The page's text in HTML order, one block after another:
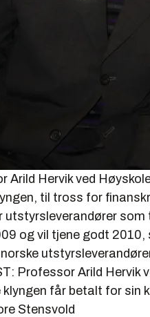
Arild Hervik ved
til tross for
utstyrsleverandører
og vil tjene godt
Professor Arild Hervik
får betalt for sin
Stensvold